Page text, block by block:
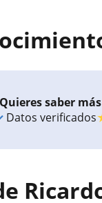
saber
Datos verificados